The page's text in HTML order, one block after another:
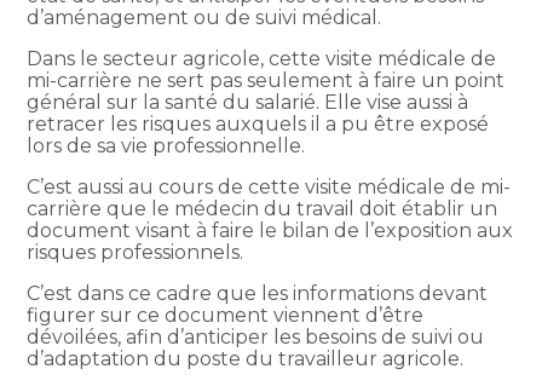
d’aménagement ou de suivi médical.
Dans le secteur agricole, cette visite médicale de
mi-carrière ne sert pas seulement à faire un point
général sur la santé du salarié. Elle vise aussi à
retracer les risques auxquels il a pu être exposé
lors de sa vie professionnelle.
C’est aussi au cours de cette visite médicale de mi-
carrière que le médecin du travail doit établir un
document visant à faire le bilan de l’exposition aux
risques professionnels.
C’est dans ce cadre que les informations devant
figurer sur ce document viennent d’être
dévoilées, afin d’anticiper les besoins de suivi ou
d’adaptation du poste du travailleur agricole.